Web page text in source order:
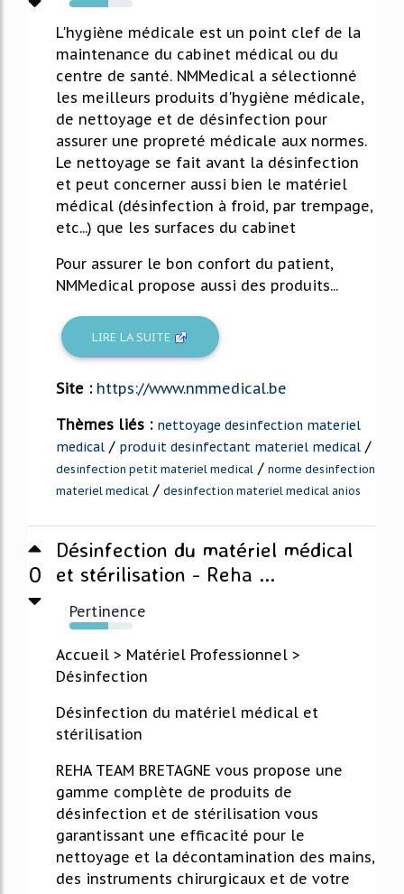
62%
L'hygiène médicale est un point clef de la
maintenance du cabinet médical ou du
centre de santé. NMMedical a sélectionné
les meilleurs produits d'hygiène médicale,
de nettoyage et de désinfection pour
assurer une propreté médicale aux normes.
Le nettoyage se fait avant la désinfection
et peut concerner aussi bien le matériel
médical (désinfection à froid, par trempage,
etc...) que les surfaces du cabinet
Pour assurer le bon confort du patient,
NMMedical propose aussi des produits...
LIRE LA SUITE
Site : https://www.nmmedical.be
Thèmes liés : nettoyage desinfection materiel
medical / produit desinfectant materiel medical /
desinfection petit materiel medical / norme desinfection
materiel medical / desinfection materiel medical anios
0
Désinfection du matériel médical
et stérilisation - Reha ...
Pertinence
62%
Accueil > Matériel Professionnel >
Désinfection
Désinfection du matériel médical et
stérilisation
REHA TEAM BRETAGNE vous propose une
gamme complète de produits de
désinfection et de stérilisation vous
garantissant une efficacité pour le
nettoyage et la décontamination des mains,
des instruments chirurgicaux et de votre